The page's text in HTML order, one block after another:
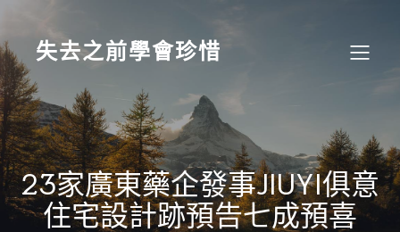
content
失去之前學會珍惜
23家廣東藥企發事JIUYI俱意
住宅設計跡預告七成預喜